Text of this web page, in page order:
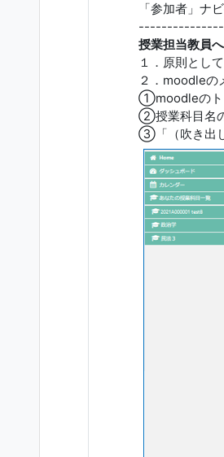
「参加者」ナ
授業担当教員
１．原則とし
２．moodleの
①moodleのト
②授業科目名
③「（吹き出し